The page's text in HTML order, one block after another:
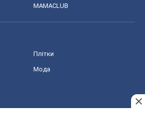
MAMACLUB
Плітки
Мода